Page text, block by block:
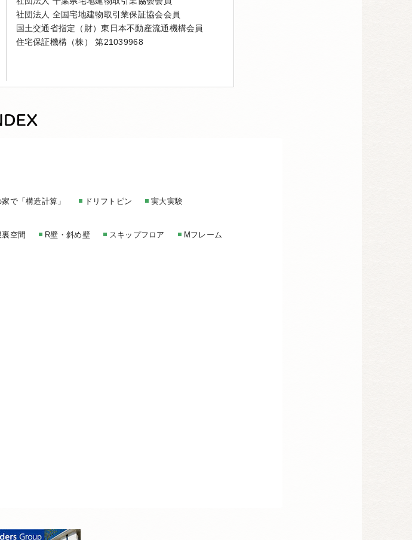
社団法人 全国宅地建物取引業保証協会会員
国土交通省指定（財）東日本不動産流通機構会員
住宅保証機構（株） 第21039968
で「構造計算」 ドリフトピン 実大実験
空間 R壁・斜め壁 スキップフロア
Mフレーム